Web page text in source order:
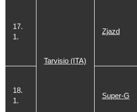
17.
1.
Tarvisio (ITA)
Zjazd
18.
1.
Super-G